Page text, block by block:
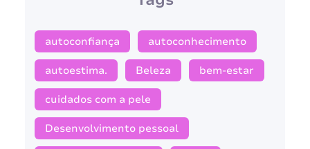
autoconfiança autoconhecimento
autoestima. Beleza bem-estar
cuidados com a pele
Desenvolvimento pessoal